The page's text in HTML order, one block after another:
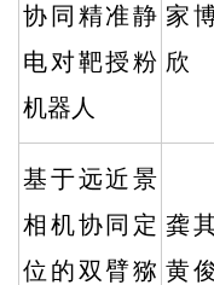
协同精准静
电对靶授粉
机器人
家
欣
基于远近景
相机协同定
位的双臂猕
龚
黄